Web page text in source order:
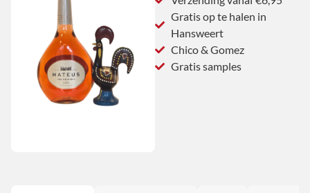
Gratis op te halen in
Hansweert
Chico & Gomez
Gratis samples